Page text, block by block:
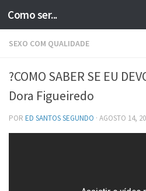
Skip to content
Como ser...
SEXO COM QUALIDADE
?COMO SABER SE EU
Dora Figueiredo
POR ED SANTOS SEGUNDO · AGOSTO 14,